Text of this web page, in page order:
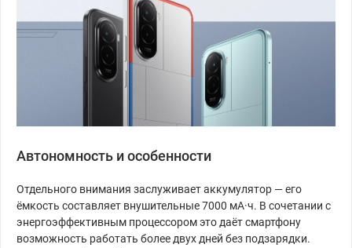
Автономность и особенности
Отдельного внимания заслуживает аккумулятор — его
ёмкость составляет внушительные 7000 мА·ч. В сочетании с
энергоэффективным процессором это даёт смартфону
возможность работать более двух дней без подзарядки.